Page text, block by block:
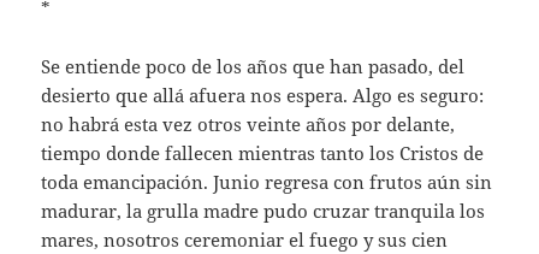
*
Se entiende poco de los años que han pasado, del
desierto que allá afuera nos espera. Algo es seguro:
no habrá esta vez otros veinte años por delante,
tiempo donde fallecen mientras tanto los Cristos de
toda emancipación. Junio regresa con frutos aún sin
madurar, la grulla madre pudo cruzar tranquila los
mares, nosotros ceremoniar el fuego y sus cien